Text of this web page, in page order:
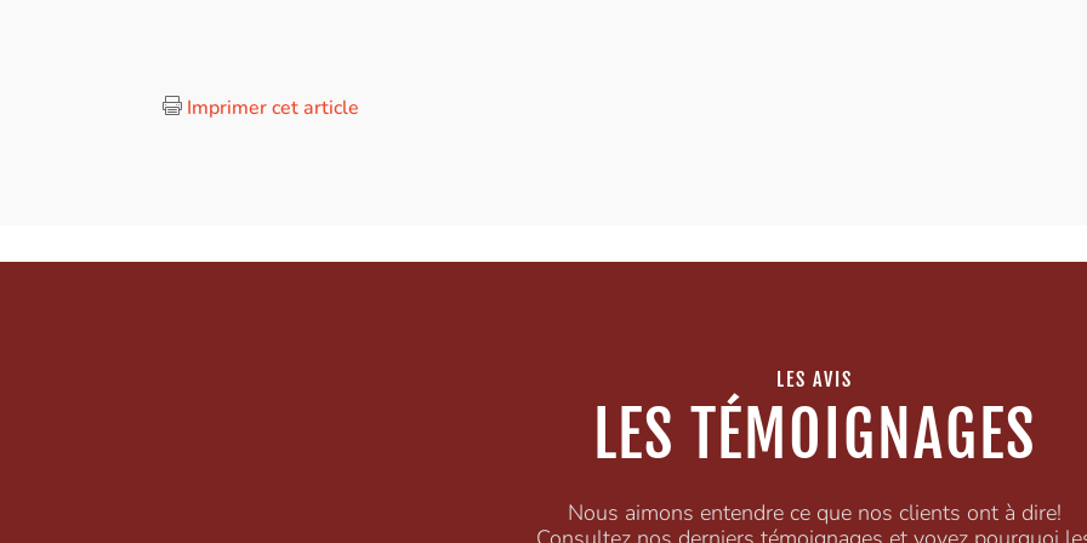
 Imprimer cet article
LES AVIS
LES TÉMOIGNAGES
Nous aimons entendre ce que nos clients ont à dire!